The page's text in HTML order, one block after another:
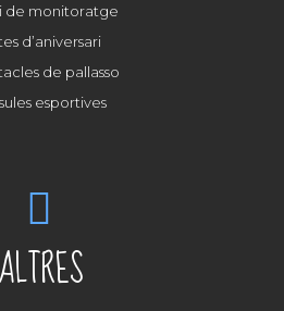
de monitoratge
d’aniversari
de pallasso
esportives
ALTRES